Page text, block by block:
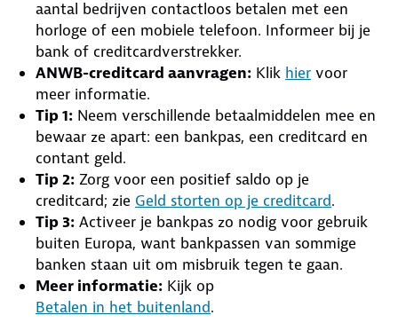
aantal bedrijven contactloos betalen met een
horloge of een mobiele telefoon. Informeer bij je
bank of creditcardverstrekker.
ANWB-creditcard aanvragen: Klik hier voor
meer informatie.
Tip 1: Neem verschillende betaalmiddelen mee en
bewaar ze apart: een bankpas, een creditcard en
contant geld.
Tip 2: Zorg voor een positief saldo op je
creditcard; zie Geld storten op je creditcard.
Tip 3: Activeer je bankpas zo nodig voor gebruik
buiten Europa, want bankpassen van sommige
banken staan uit om misbruik tegen te gaan.
Meer informatie: Kijk op
Betalen in het buitenland.